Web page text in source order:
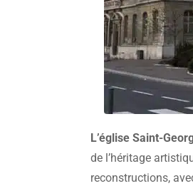
L’église Saint-
de l’héritage
reconstructions,